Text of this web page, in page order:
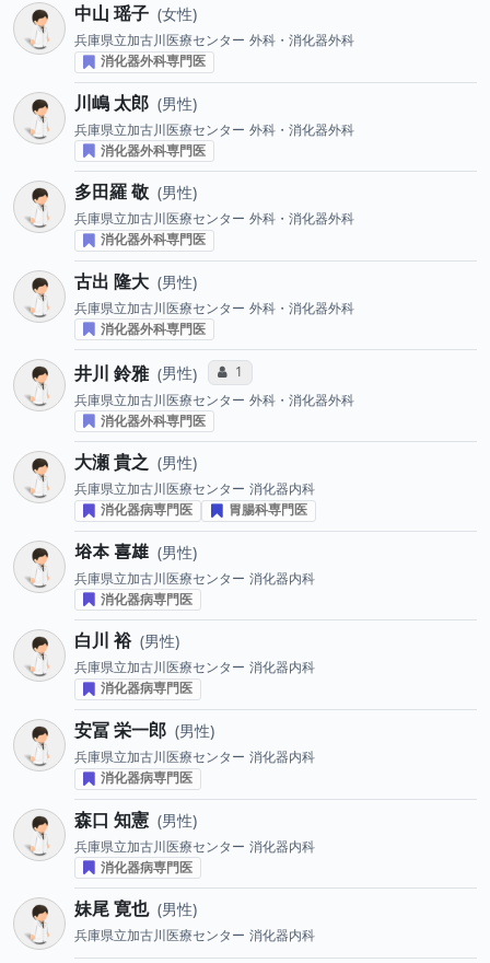
中山 瑶子 女性
兵庫県立加古川医療センター 外科・消化器外科
消化器外科専門医
川嶋 太郎 男性
兵庫県立加古川医療センター 外科・消化器外科
消化器外科専門医
多田羅 敬 男性
兵庫県立加古川医療センター 外科・消化器外科
消化器外科専門医
古出 隆大 男性
兵庫県立加古川医療センター 外科・消化器外科
消化器外科専門医
井川 鈴雅 男性 コミュニケーション・タイプ投票数
1
兵庫県立加古川医療センター 外科・消化器外科
消化器外科専門医
大瀬 貴之 男性
兵庫県立加古川医療センター 消化器内科
消化器病専門医
胃腸科専門医
﨏本 喜雄 男性
兵庫県立加古川医療センター 消化器内科
消化器病専門医
白川 裕 男性
兵庫県立加古川医療センター 消化器内科
消化器病専門医
安冨 栄一郎 男性
兵庫県立加古川医療センター 消化器内科
消化器病専門医
森口 知憲 男性
兵庫県立加古川医療センター 消化器内科
消化器病専門医
妹尾 寛也 男性
兵庫県立加古川医療センター 消化器内科